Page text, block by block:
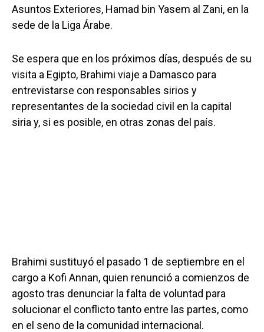
Asuntos Exteriores, Hamad bin Yasem al Zani, en la
sede de la Liga Árabe.
Se espera que en los próximos días, después de su
visita a Egipto, Brahimi viaje a Damasco para
entrevistarse con responsables sirios y
representantes de la sociedad civil en la capital
siria y, si es posible, en otras zonas del país.
Brahimi sustituyó el pasado 1 de septiembre en el
cargo a Kofi Annan, quien renunció a comienzos de
agosto tras denunciar la falta de voluntad para
solucionar el conflicto tanto entre las partes, como
en el seno de la comunidad internacional.